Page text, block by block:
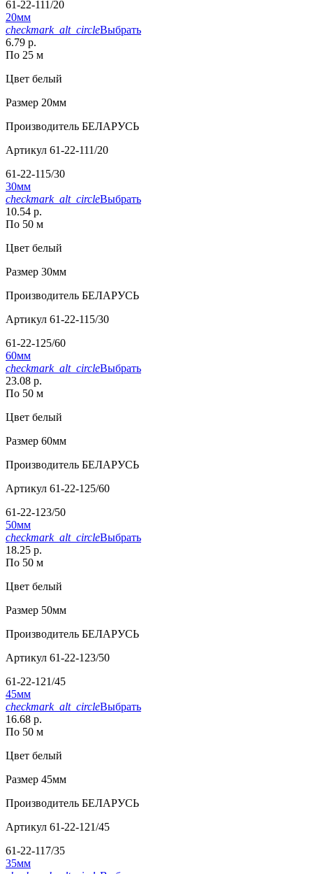
61-22-111/20
20мм
checkmark_alt_circleВыбрать
6.79 р.
По 25 м
Цвет белый
Размер 20мм
Производитель БЕЛАРУСЬ
Артикул 61-22-111/20
61-22-115/30
30мм
checkmark_alt_circleВыбрать
10.54 р.
По 50 м
Цвет белый
Размер 30мм
Производитель БЕЛАРУСЬ
Артикул 61-22-115/30
61-22-125/60
60мм
checkmark_alt_circleВыбрать
23.08 р.
По 50 м
Цвет белый
Размер 60мм
Производитель БЕЛАРУСЬ
Артикул 61-22-125/60
61-22-123/50
50мм
checkmark_alt_circleВыбрать
18.25 р.
По 50 м
Цвет белый
Размер 50мм
Производитель БЕЛАРУСЬ
Артикул 61-22-123/50
61-22-121/45
45мм
checkmark_alt_circleВыбрать
16.68 р.
По 50 м
Цвет белый
Размер 45мм
Производитель БЕЛАРУСЬ
Артикул 61-22-121/45
61-22-117/35
35мм